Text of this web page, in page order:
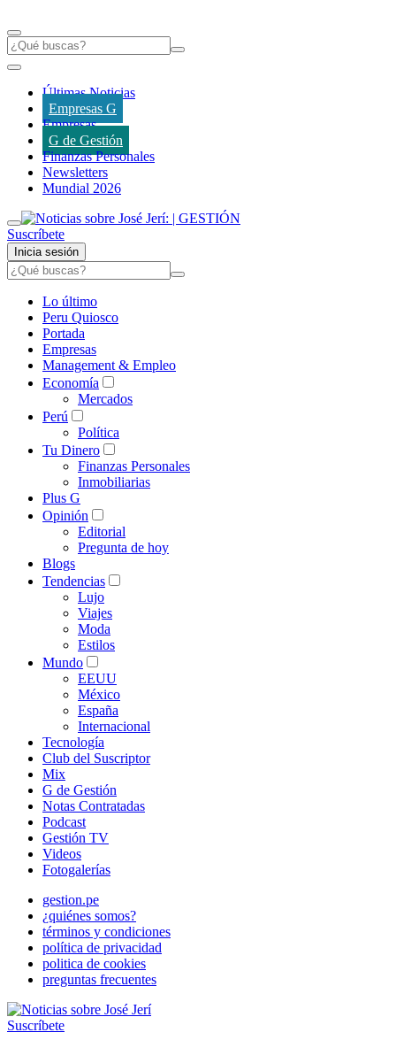
Últimas Noticias
Empresas G
Empresas
G de Gestión
Finanzas Personales
Newsletters
Mundial 2026
Suscríbete
Inicia sesión
Lo último
Peru Quiosco
Portada
Empresas
Management & Empleo
Economía
Mercados
Perú
Política
Tu Dinero
Finanzas Personales
Inmobiliarias
Plus G
Opinión
Editorial
Pregunta de hoy
Blogs
Tendencias
Lujo
Viajes
Moda
Estilos
Mundo
EEUU
México
España
Internacional
Tecnología
Club del Suscriptor
Mix
G de Gestión
Notas Contratadas
Podcast
Gestión TV
Videos
Fotogalerías
gestion.pe
¿quiénes somos?
términos y condiciones
política de privacidad
politica de cookies
preguntas frecuentes
Suscríbete